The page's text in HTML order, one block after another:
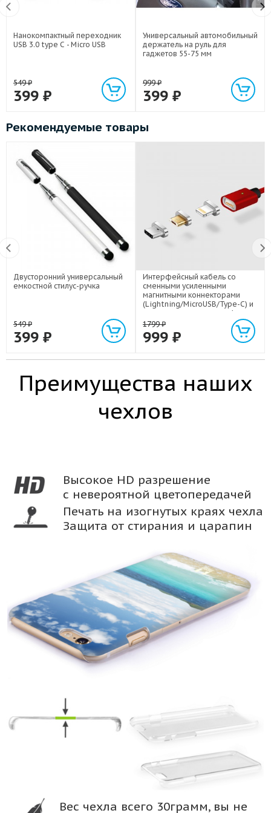
Нанокомпактный переходник
USB 3.0 type C - Micro USB
549₽
399 ₽
Универсальный автомобильный
держатель на руль для
гаджетов 55-75 мм
999₽
399 ₽
Рекомендуемые товары
Двусторонний универсальный
емкостной стилус-ручка
549₽
399 ₽
Интерфейсный кабель со
сменными усиленными
магнитными коннекторами
(Lightning/MicroUSB/Type-C) и
световым индикатором 1м
1799₽
999 ₽
Преимущества наших
чехлов
Высокое HD разрешение
с невероятной цветопередачей
Печать на изогнутых краях чехла
Защита от стирания и царапин
Вес чехла всего 30грамм, вы не